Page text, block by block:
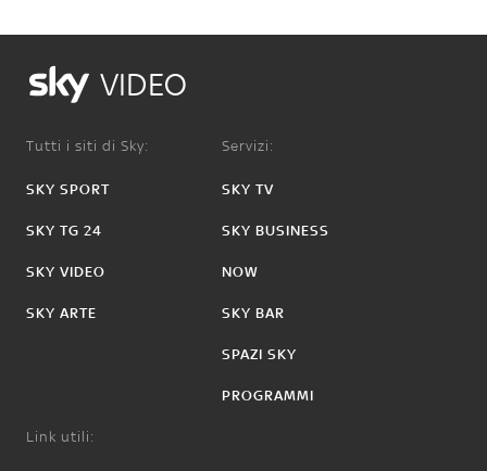
VIDEO
Tutti i siti di Sky:
SKY SPORT
SKY TG 24
SKY VIDEO
SKY ARTE
Servizi:
SKY TV
SKY BUSINESS
NOW
SKY BAR
SPAZI SKY
PROGRAMMI
Link utili: